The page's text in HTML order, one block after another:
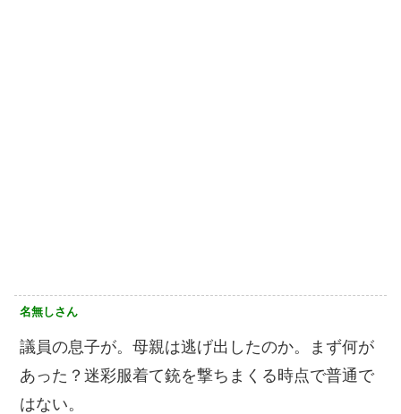
名無しさん
議員の息子が。母親は逃げ出したのか。まず何が
あった？迷彩服着て銃を撃ちまくる時点で普通で
はない。